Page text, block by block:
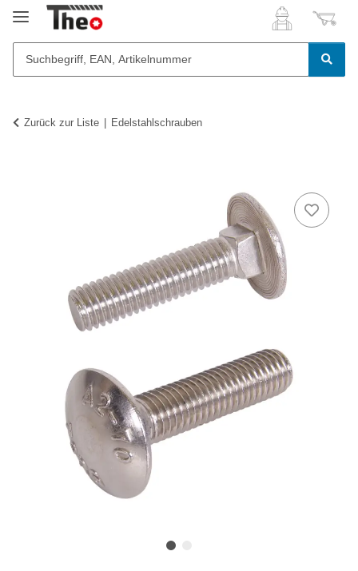
Zurück zur Liste Edelstahlschrauben